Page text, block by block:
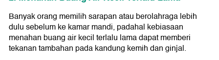
Banyak orang memilih sarapan atau berolahraga lebih
dulu sebelum ke kamar mandi, padahal kebiasaan
menahan buang air kecil terlalu lama dapat memberi
tekanan tambahan pada kandung kemih dan ginjal.